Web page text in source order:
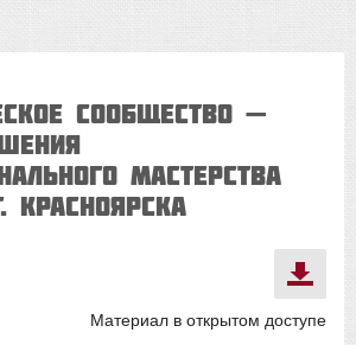
сообщество —
мастерства
Красноярска
Материал в открытом доступе